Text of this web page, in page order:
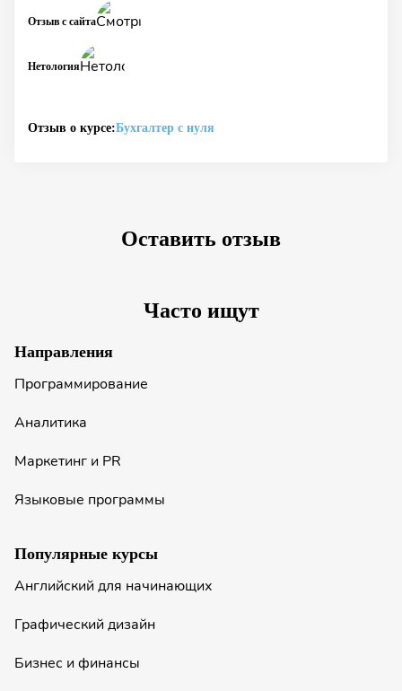
Нетология
Отзыв с сайта
Отзыв о курсе:Бухгалтер с нуля
Оставить отзыв
Часто ищут
Направления
Программирование
Аналитика
Маркетинг и PR
Языковые программы
Популярные курсы
Английский для начинающих
Графический дизайн
Бизнес и финансы